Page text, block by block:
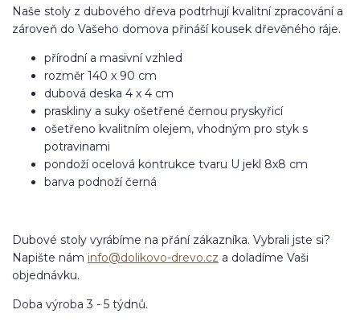
Naše stoly z dubového dřeva podtrhují kvalitní zpracování a
zároveň do Vašeho domova přináší kousek dřevěného ráje.
přírodní a masivní vzhled
rozměr 140 x 90 cm
dubová deska 4 x 4 cm
praskliny a suky ošetřené černou pryskyřicí
ošetřeno kvalitním olejem, vhodným pro styk s
potravinami
pondoží ocelová kontrukce tvaru U jekl 8x8 cm
barva podnoží černá
Dubové stoly vyrábíme na přání zákazníka. Vybrali jste si?
Napište nám info@dolikovo-drevo.cz a doladíme Vaši
objednávku.
Doba výroba 3 - 5 týdnů.